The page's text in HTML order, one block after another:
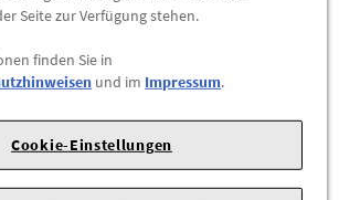
Seite zur Verfügung stehen.
finden Sie in
und im Impressum.
Cookie-Einstellungen